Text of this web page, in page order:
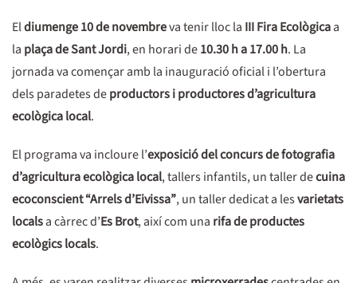
Eldiumenge 10 de novembreva tenir lloc la III Fira Ecològicaa
la plaça de Sant Jordi, en horari de10.30 h a 17.00 h. La
jornada va començar amb la inauguració oficial i l’obertura
dels paradetes deproductors i productores d’agricultura
ecològica local.
El programa va incloure l’exposició del concurs de fotografia
d’agricultura ecològica local, tallers infantils, un taller decuina
ecoconscient “Arrels d’Eivissa”, un taller dedicat a lesvarietats
localsa càrrec d’Es Brot, així com una rifa de productes
ecològics locals.